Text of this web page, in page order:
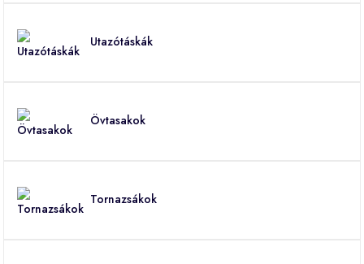
Utazótáskák
Övtasakok
Tornazsákok